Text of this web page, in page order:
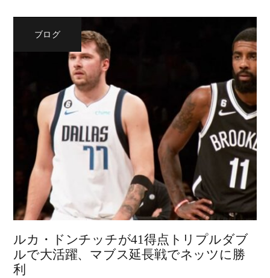
ブログ
ルカ・ドンチッチが41得点トリプルダブ
ルで大活躍、マブス延長戦でネッツに勝
利